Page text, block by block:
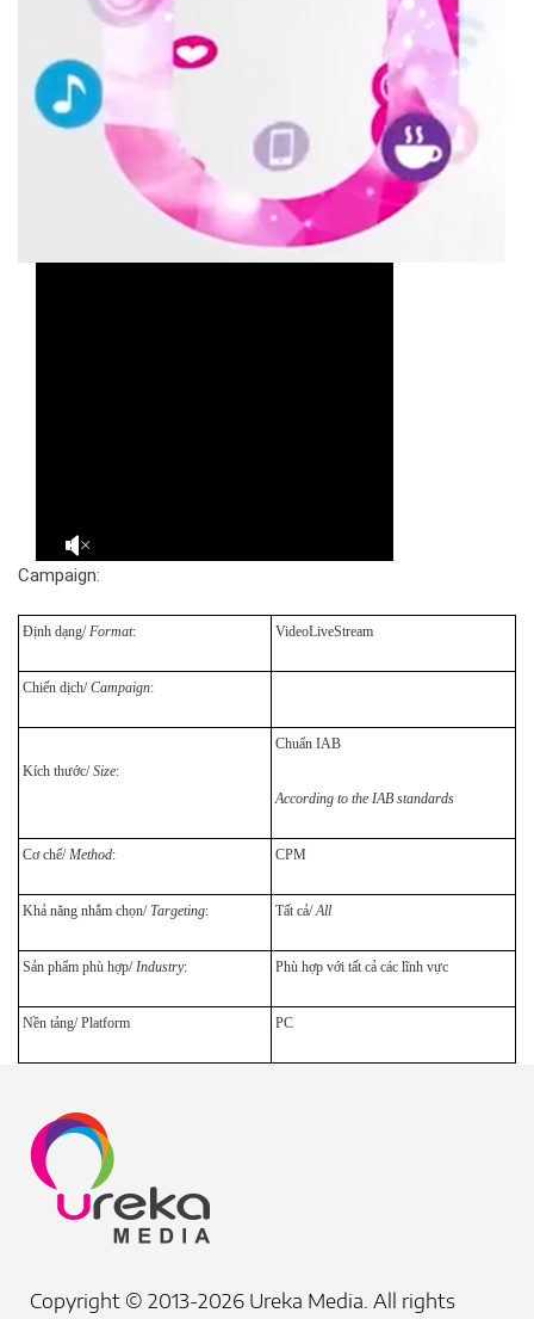
Campaign:
Định dạng/Format: VideoLiveStream
Chiến dịch/Campaign:
Kích thước/Size:
Chuẩn IAB
According to the IAB standards
Cơ chế/Method: CPM
Khả năng nhắm chọn/Targeting: Tất cả/All
Sản phẩm phù hợp/Industry: Phù hợp với tất cả các lĩnh vực
Nền tảng/ Platform PC
Copyright © 2013-2026 Ureka Media. All rights